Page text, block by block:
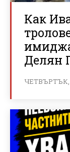
Как
Делян
ЧЕТВЪРТЪК,